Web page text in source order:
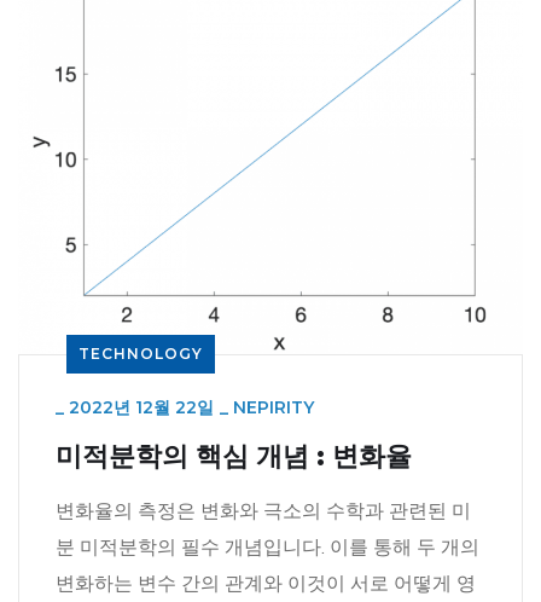
TECHNOLOGY
_ 2022년 12월 22일 _ NEPIRITY
미적분학의 핵심 개념 : 변화율
변화율의 측정은 변화와 극소의 수학과 관련된 미
분 미적분학의 필수 개념입니다. 이를 통해 두 개의
변화하는 변수 간의 관계와 이것이 서로 어떻게 영